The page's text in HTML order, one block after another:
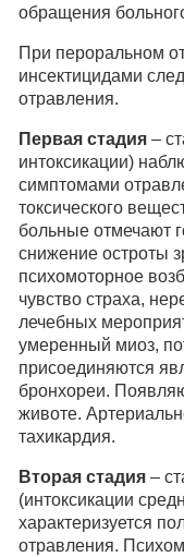
обращения
При пероральном
инсектицидами
отравления.
Первая стадия –
интоксикации)
симптомами
токсического
больные отмечают
снижение остроты
психомоторное
чувство страха,
лечебных
умеренный миоз,
присоединяются
бронхореи.
животе.
тахикардия.
Вторая стадия –
(интоксикации
характеризуется
отравления.